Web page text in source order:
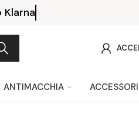
Klarna
ANTIMACCHIA ACCESSORI